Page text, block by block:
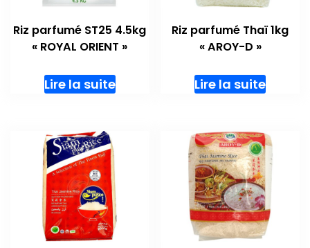
Riz parfumé ST25 4.5kg
« ROYAL ORIENT »
Lire la suite
Riz parfumé Thaï 1kg
« AROY-D »
Lire la suite